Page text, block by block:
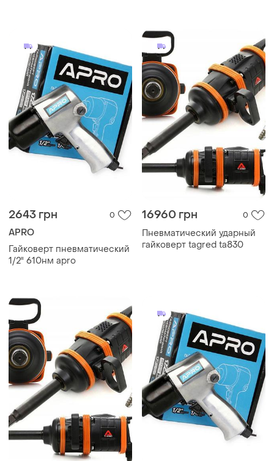
2643 грн 0
APRO
Гайковерт пневматический
1/2" 610нм apro
16960 грн 0
Пневматический ударный
гайковерт tagred ta830